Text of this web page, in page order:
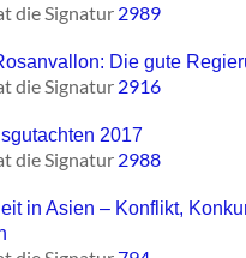
die Signatur 2989
Die gute
die Signatur 2916
2017
die Signatur 2988
in Asien – Konflikt,